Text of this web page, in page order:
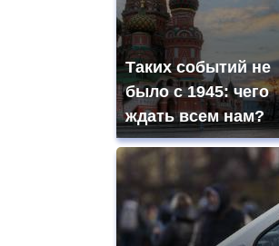
Таких событий не
было с 1945: чего
ждать всем нам?